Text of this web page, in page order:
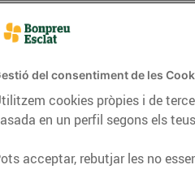
receptes, consells
del nostre
CONSELLS I HÀBITS
del consentiment de les
cookies pròpies i de
en un perfil segons els
acceptar, rebutjar les no